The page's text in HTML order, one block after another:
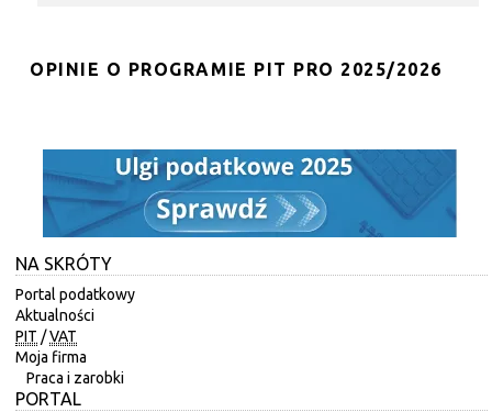
OPINIE O PROGRAMIE PIT PRO 2025/2026
NA SKRÓTY
Portal podatkowy
Aktualności
PIT /VAT
Moja firma
Praca i zarobki
PORTAL